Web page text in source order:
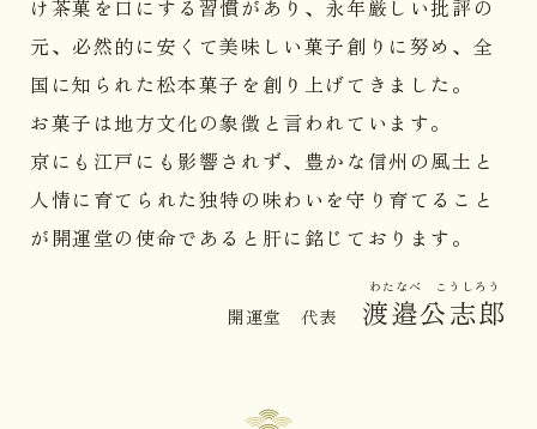
け茶菓を口にする習慣があり、永年厳しい批評の
元、必然的に安くて美味しい菓子創りに努め、全
国に知られた松本菓子を創り上げてきました。
お菓子は地方文化の象徴と言われています。
京にも江戸にも影響されず、豊かな信州の風土と
人情に育てられた独特の味わいを守り育てること
が開運堂の使命であると肝に銘じております。
開運堂 代表 渡邉公志郎
わたなべ こうしろう